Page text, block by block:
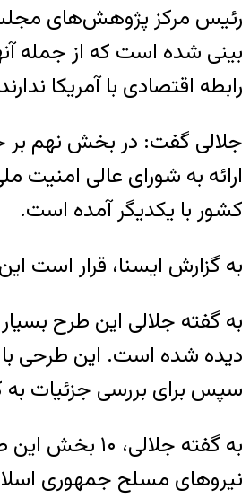
رئیس مرکز پژوهش‌های
بینی شده است که از جمله
رابطه اقتصادی با آمریکا
جلالی گفت: در بخش نهم بر
ارائه به شورای عالی امنیت
کشور با یکدیگر آمده است.
به گزارش ایسنا، قرار است
به گفته جلالی این طرح
سپس برای بررسی جزئیات
به گفته
نیروهای مسلح جمهوری